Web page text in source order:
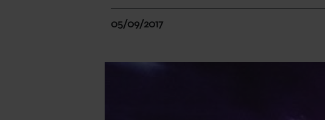
05/09/2017